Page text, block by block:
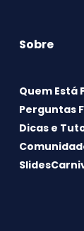
Sobre
Quem Está
Perguntas
Dicas e